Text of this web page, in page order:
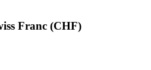
Franc (CHF)